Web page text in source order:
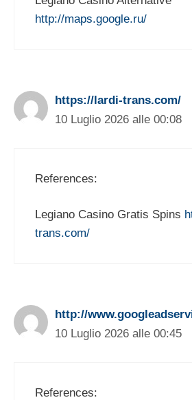
http://maps.google.ru/
https://lardi-trans.com/
10 Luglio 2026 alle 00:08
References:
Legiano Casino Gratis Spins
trans.com/
http://
10 Luglio 2026 alle 00:45
References: